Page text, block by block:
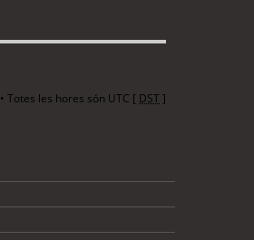
• Totes les hores són UTC [ DST]